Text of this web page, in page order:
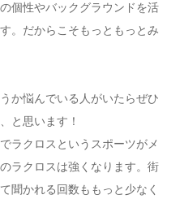
個性やバックグラウンドを活
。だからこそもっともっとみ
か悩んでいる人がいたらぜひ
と思います！
ラクロスというスポーツがメ
ラクロスは強くなります。街
聞かれる回数ももっと少なく